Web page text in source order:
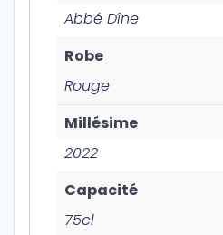
Abbé Dîne
Robe
Rouge
Millésime
2022
Capacité
75cl